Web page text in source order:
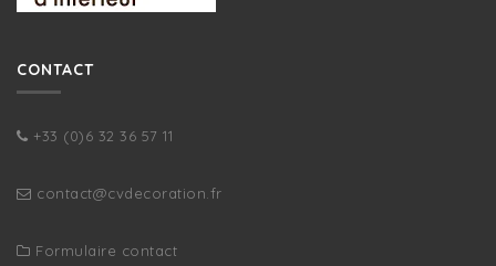
CONTACT
+33 (0)6 32 36 57 11
contact@cvdecoration.fr
Formulaire contact